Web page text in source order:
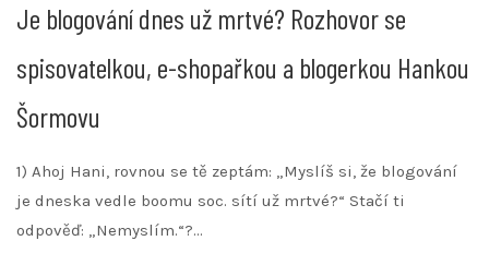
Je blogování dnes už mrtvé? Rozhovor se
spisovatelkou, e-shopařkou a blogerkou Hankou
Šormovu
1) Ahoj Hani, rovnou se tě zeptám: „Myslíš si, že blogování
je dneska vedle boomu soc. sítí už mrtvé?“ Stačí ti
odpověď: „Nemyslím.“?…